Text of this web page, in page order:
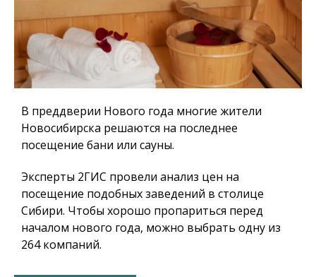
В преддверии Нового года многие жители
Новосибирска решаются на последнее
посещение бани или сауны.
Эксперты 2ГИС провели анализ цен на
посещение подобных заведений в столице
Сибири. Чтобы хорошо пропариться перед
началом нового года, можно выбрать одну из
264 компаний.